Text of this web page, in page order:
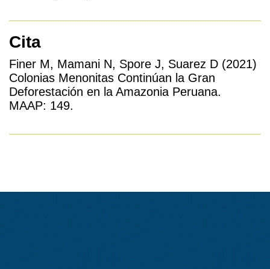
Cita
Finer M, Mamani N, Spore J, Suarez D (2021)
Colonias Menonitas Continúan la Gran
Deforestación en la Amazonia Peruana.
MAAP: 149.